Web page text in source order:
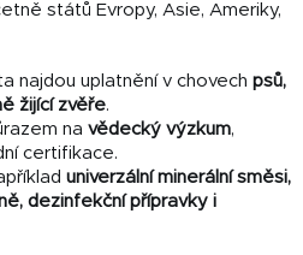
států Evropy, Asie, Ameriky,
najdou uplatnění v chovech psů,
žijící zvěře.
na vědecký výzkum,
certifikace.
univerzální minerální směsi,
dezinfekční přípravky i